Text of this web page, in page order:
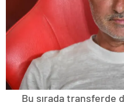
Bu sırada transferde